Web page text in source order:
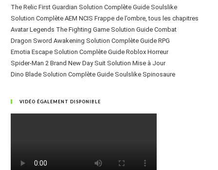
The Relic First Guardian Solution Complète Guide Soulslike
Solution Complète AEM NCIS Frappe de l’ombre, tous les chapitres
Avatar Legends The Fighting Game Solution Guide Combat
Dragon Sword Awakening Solution Complète Guide RPG
Emotia Escape Solution Complète Guide Roblox Horreur
Spider-Man 2 Brand New Day Suit Solution Mise à Jour
Dino Blade Solution Complète Guide Soulslike Spinosaure
VIDÉO ÉGALEMENT DISPONIBLE